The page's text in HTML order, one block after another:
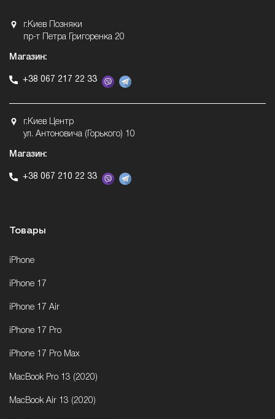
г.Киев Позняки
пр-т Петра Григоренка 20
Магазин:
+38 067 217 22 33
г.Киев Центр
ул. Антоновича (Горького) 10
Магазин:
+38 067 210 22 33
Товары
iPhone
iPhone 17
iPhone 17 Air
iPhone 17 Pro
iPhone 17 Pro Max
MacBook Pro 13 (2020)
MacBook Air 13 (2020)